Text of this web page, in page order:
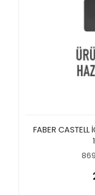
FABER CASTELL